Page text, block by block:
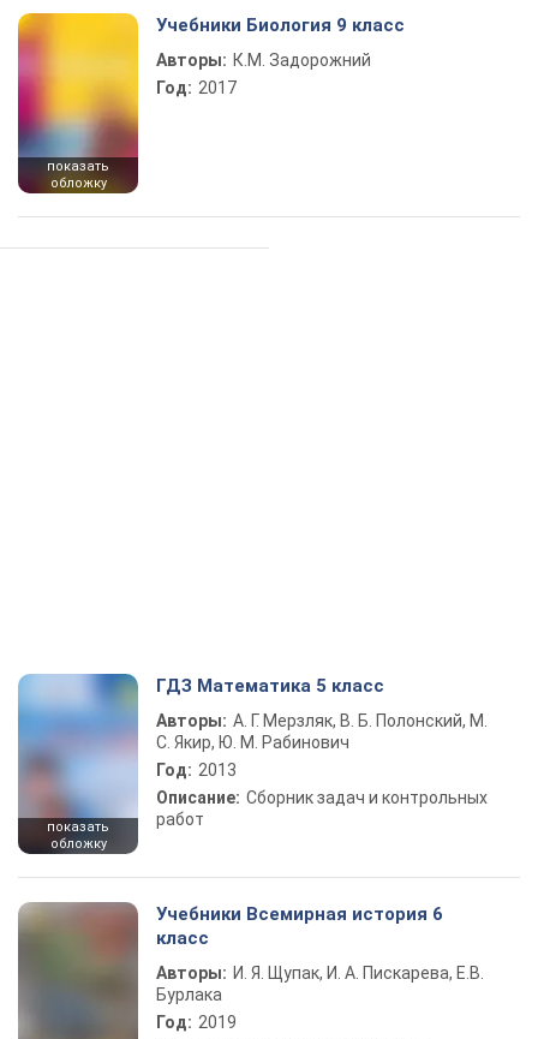
показать
обложку
Учебники Биология 9 класс
Авторы: К.М. Задорожний
Год: 2017
показать
обложку
ГДЗ Математика 5 класс
Авторы: А. Г. Мерзляк, В. Б. Полонский, М.
С. Якир, Ю. М. Рабинович
Год: 2013
Описание: Сборник задач и контрольных
работ
Учебники Всемирная история 6
класс
Авторы: И. Я. Щупак, И. А. Пискарева, Е.В.
Бурлака
Год: 2019